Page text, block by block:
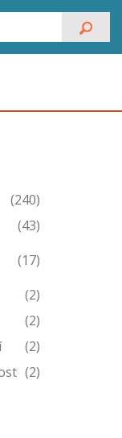
(240)
(43)
(17)
(2)
(2)
(2)
(2)